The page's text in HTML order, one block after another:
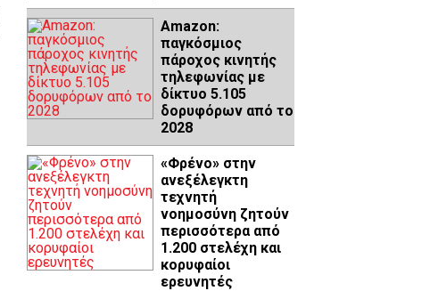
Amazon:
παγκόσμιος
πάροχος κινητής
τηλεφωνίας με
δίκτυο 5.105
δορυφόρων από το
2028
«Φρένο» στην
ανεξέλεγκτη
τεχνητή
νοημοσύνη ζητούν
περισσότερα από
1.200 στελέχη και
κορυφαίοι
ερευνητές